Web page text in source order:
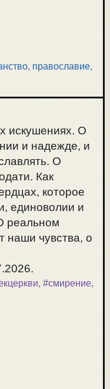
православие,
искушениях. О
и надежде, и
О
Как
которое
единоволии и
реальном
наши чувства, о
, #смирение,